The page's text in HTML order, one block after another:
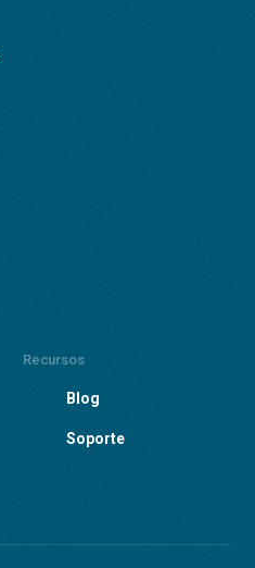
Recursos
Blog
Soporte